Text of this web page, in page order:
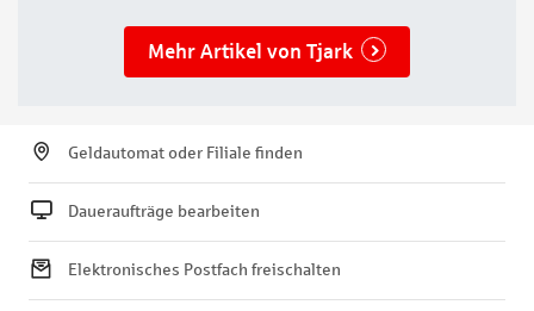
Mehr Artikel von Tjark
Geldautomat oder Filiale finden
Daueraufträge bearbeiten
Elektronisches Postfach freischalten